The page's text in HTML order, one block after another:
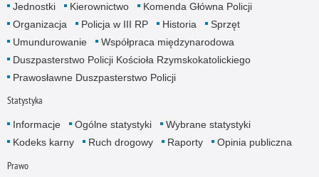
Jednostki Kierownictwo
Komenda Główna Policji
Organizacja
Policja w III RP Historia
Sprzęt
Umundurowanie
Współpraca międzynarodowa
Duszpasterstwo Policji Kościoła Rzymskokatolickiego
Prawosławne Duszpasterstwo Policji
Statystyka
Informacje Ogólne statystyki
Wybrane statystyki
Kodeks karny
Ruch drogowy Raporty Opinia publiczna
Prawo